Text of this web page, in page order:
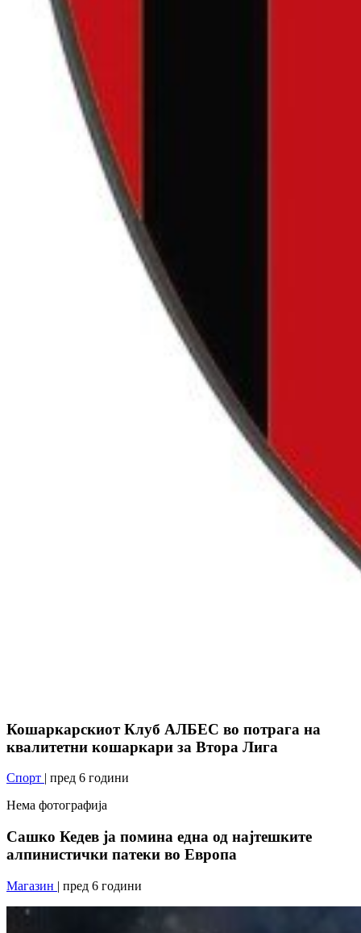
Кошаркарскиот Клуб АЛБЕС во потрага на
квалитетни кошаркари за Втора Лига
Спорт
| пред 6 години
Нема фотографија
Сашко Кедев ја помина една од најтешките
алпинистички патеки во Европа
Магазин | пред 6 години